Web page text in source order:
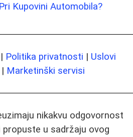
Kupovini Automobila?
| Politika privatnosti | Uslovi
| Marketinški servisi
nikakvu odgovornost
propuste u sadržaju ovog